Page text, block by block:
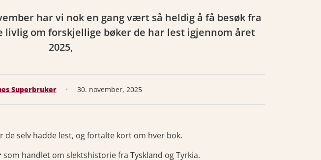
har vi nok en gang vært så heldig å få besøk fra
om forskjellige bøker de har lest igjennom året
2025,
Superbruker · 30. november, 2025
selv hadde lest, og fortalte kort om hver bok.
som handlet om slektshistorie fra Tyskland og Tyrkia.